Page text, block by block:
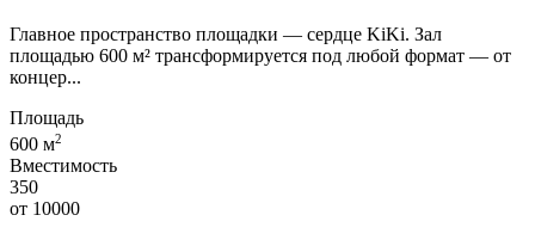
Главное пространство площадки — сердце KiKi. Зал
площадью 600 м² трансформируется под любой формат — от
концер...
Площадь
600 м2
Вместимость
350
от 10000